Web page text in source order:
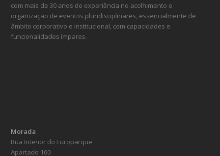
com mais de 30 anos de experiência no acolhimento e
organização de eventos pluridisciplinares, essencialmente de
âmbito corporativo e institucional, com capacidades e
funcionalidades ímpares.
Morada
Rua Interior do Europarque
Apartado 160